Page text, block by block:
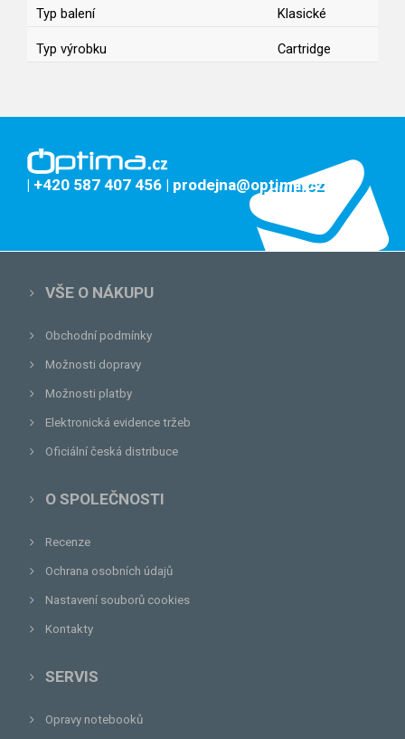
Typ balení Klasické
Typ výrobku Cartridge
| +420 587 407 456 | prodejna@optima.cz
VŠE O NÁKUPU
Obchodní podmínky
Možnosti dopravy
Možnosti platby
Elektronická evidence tržeb
Oficiální česká distribuce
O SPOLEČNOSTI
Recenze
Ochrana osobních údajů
Nastavení souborů cookies
Kontakty
SERVIS
Opravy notebooků